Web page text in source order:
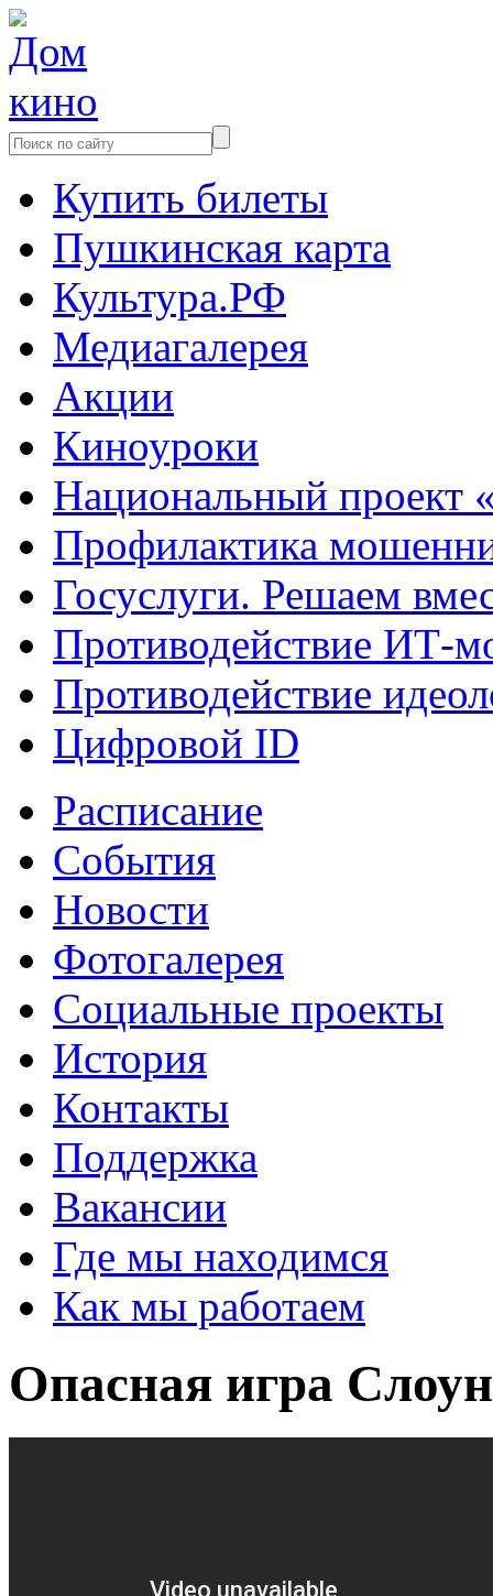
Купить билеты
Пушкинская карта
Культура.РФ
Медиагалерея
Акции
Киноуроки
Национальный проект
Профилактика
Госуслуги. Решаем
Противодействие ИТ-
Противодействие
Цифровой ID
Расписание
События
Новости
Фотогалерея
Социальные проекты
История
Контакты
Поддержка
Вакансии
Где мы находимся
Как мы работаем
Опасная игра Слоун